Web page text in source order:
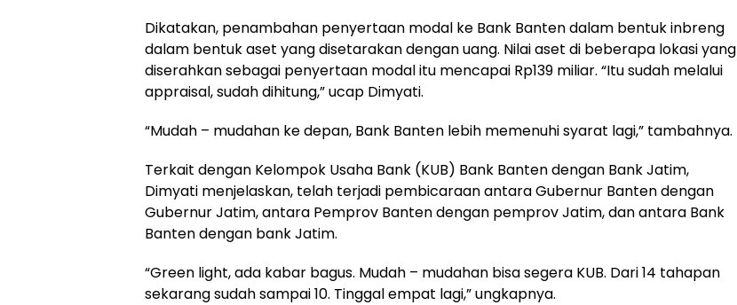
Dikatakan, penambahan penyertaan modal ke Bank Banten dalam bentuk inbreng
dalam bentuk aset yang disetarakan dengan uang. Nilai aset di beberapa lokasi yang
diserahkan sebagai penyertaan modal itu mencapai Rp139 miliar. “Itu sudah melalui
appraisal, sudah dihitung,” ucap Dimyati.
“Mudah – mudahan ke depan, Bank Banten lebih memenuhi syarat lagi,” tambahnya.
Terkait dengan Kelompok Usaha Bank (KUB) Bank Banten dengan Bank Jatim,
Dimyati menjelaskan, telah terjadi pembicaraan antara Gubernur Banten dengan
Gubernur Jatim, antara Pemprov Banten dengan pemprov Jatim, dan antara Bank
Banten dengan bank Jatim.
“Green light, ada kabar bagus. Mudah – mudahan bisa segera KUB. Dari 14 tahapan
sekarang sudah sampai 10. Tinggal empat lagi,” ungkapnya.